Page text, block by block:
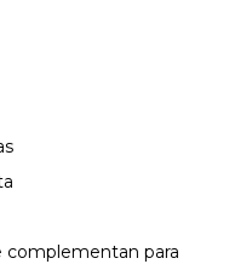
complementan para